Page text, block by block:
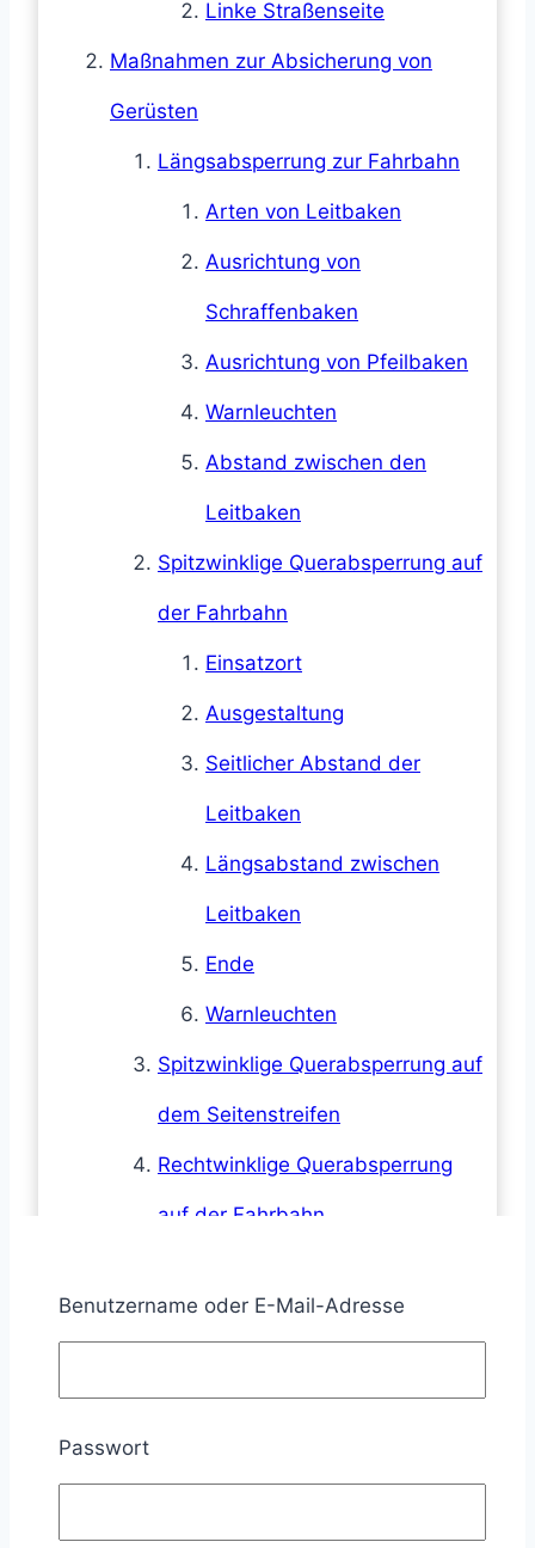
Linke Straßenseite
Maßnahmen zur Absicherung von
Gerüsten
Längsabsperrung zur Fahrbahn
Arten von Leitbaken
Ausrichtung von
Schraffenbaken
Ausrichtung von Pfeilbaken
Warnleuchten
Abstand zwischen den
Leitbaken
Spitzwinklige Querabsperrung auf
der Fahrbahn
Einsatzort
Ausgestaltung
Seitlicher Abstand der
Leitbaken
Längsabstand zwischen
Leitbaken
Ende
Warnleuchten
Spitzwinklige Querabsperrung auf
dem Seitenstreifen
Rechtwinklige Querabsperrung
auf der Fahrbahn
Warnleuchten
Benutzername oder E-Mail-Adresse
Passwort